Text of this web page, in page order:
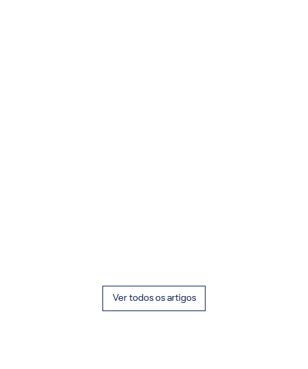
Ver todos os artigos